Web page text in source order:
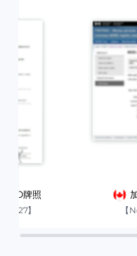
牌照
】 【